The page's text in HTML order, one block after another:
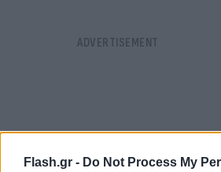
Flash.gr - Do Not Process My